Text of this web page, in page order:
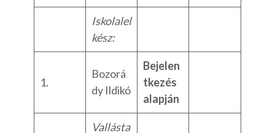
Iskolalel
kész:
1.
Bozorá
dy Ildikó
Bejelen
tkezés
alapján
Vallásta